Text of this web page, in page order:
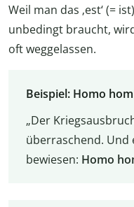
Weil man das ‚est‘ (=
unbedingt braucht,
oft weggelassen.
Beispiel: Homo
„Der
überraschend.
bewiesen: Homo